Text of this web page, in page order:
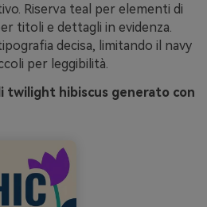
Riserva teal per elementi di
titoli e dettagli in evidenza.
decisa, limitando il navy
per leggibilità.
twilight hibiscus generato con